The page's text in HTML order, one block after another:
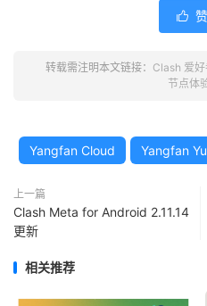

转载需注明本文链接： Clash 爱好
节点体
Yangfan Cloud Yangfan
上一篇
Clash Meta for Android 2.11.14
更新
相关推荐